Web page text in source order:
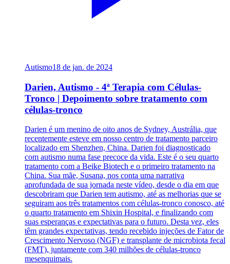
Autismo18 de jan. de 2024
Darien, Autismo - 4ª Terapia com Células-
Tronco | Depoimento sobre tratamento com
células-tronco
Darien é um menino de oito anos de Sydney, Austrália, que
recentemente esteve em nosso centro de tratamento parceiro
localizado em Shenzhen, China. Darien foi diagnosticado
com autismo numa fase precoce da vida. Este é o seu quarto
tratamento com a Beike Biotech e o primeiro tratamento na
China. Sua mãe, Susana, nos conta uma narrativa
aprofundada de sua jornada neste vídeo, desde o dia em que
descobriram que Darien tem autismo, até as melhorias que se
seguiram aos três tratamentos com células-tronco conosco, até
o quarto tratamento em Shixin Hospital, e finalizando com
suas esperanças e expectativas para o futuro. Desta vez, eles
têm grandes expectativas, tendo recebido injeções de Fator de
Crescimento Nervoso (NGF) e transplante de microbiota fecal
(FMT), juntamente com 340 milhões de células-tronco
mesenquimais.